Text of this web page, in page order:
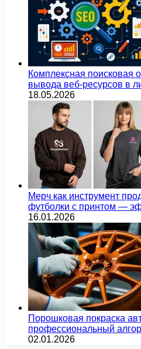
Комплексная поисковая
вывода веб-ресурсов в
18.05.2026
Мерч как инструмент
футболки с принтом —
16.01.2026
Порошковая покраска
профессиональный
02.01.2026